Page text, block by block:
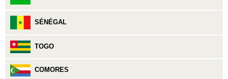
SÉNÉGAL
TOGO
COMORES